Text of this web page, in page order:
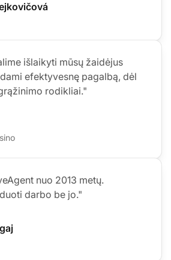
išlaikyti mūsų žaidėjus
efektyvesnę pagalbą, dėl
rodikliai."
nuo 2013 metų.
darbo be jo."